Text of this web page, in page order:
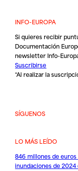
INFO-EUROPA
Si quieres recibir
Documentación
newsletter Info-
Suscribirse
*Al realizar la
SÍGUENOS
LO MÁS LEÍDO
846 millones de euros
inundaciones de 2024